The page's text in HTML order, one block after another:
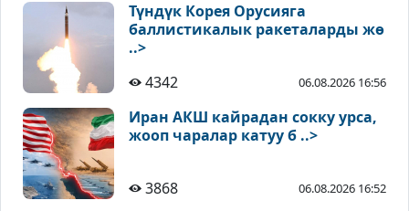
Түндүк Корея Орусияга
баллистикалык ракеталарды жө
..>
4342
06.08.2026 16:56
Иран АКШ кайрадан сокку урса,
жооп чаралар катуу б ..>
3868 06.08.2026 16:52